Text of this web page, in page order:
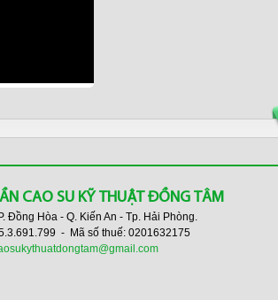
CAO SU KỸ THUẬT ĐỒNG TÂM
Đồng Hòa - Q. Kiến An - Tp. Hải Phòng.
- Mã số thuế: 0201632175